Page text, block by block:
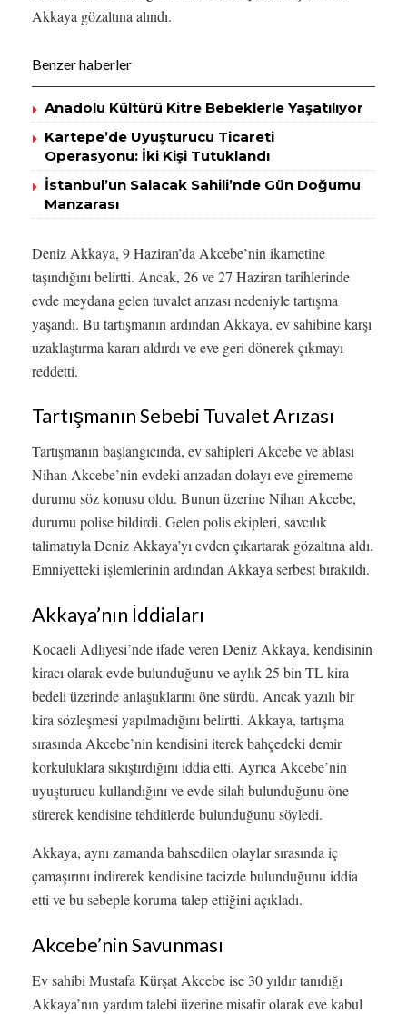
Akkaya gözaltına alındı.
Benzer haberler
Anadolu Kültürü Kitre Bebeklerle Yaşatılıyor
Kartepe’de Uyuşturucu Ticareti
Operasyonu: İki Kişi Tutuklandı
İstanbul’un Salacak Sahili’nde Gün Doğumu
Manzarası
Deniz Akkaya, 9 Haziran’da Akcebe’nin ikametine
taşındığını belirtti. Ancak, 26 ve 27 Haziran tarihlerinde
evde meydana gelen tuvalet arızası nedeniyle tartışma
yaşandı. Bu tartışmanın ardından Akkaya, ev sahibine karşı
uzaklaştırma kararı aldırdı ve eve geri dönerek çıkmayı
reddetti.
Tartışmanın Sebebi Tuvalet Arızası
Tartışmanın başlangıcında, ev sahipleri Akcebe ve ablası
Nihan Akcebe’nin evdeki arızadan dolayı eve girememe
durumu söz konusu oldu. Bunun üzerine Nihan Akcebe,
durumu polise bildirdi. Gelen polis ekipleri, savcılık
talimatıyla Deniz Akkaya’yı evden çıkartarak gözaltına aldı.
Emniyetteki işlemlerinin ardından Akkaya serbest bırakıldı.
Akkaya’nın İddiaları
Kocaeli Adliyesi’nde ifade veren Deniz Akkaya, kendisinin
kiracı olarak evde bulunduğunu ve aylık 25 bin TL kira
bedeli üzerinde anlaştıklarını öne sürdü. Ancak yazılı bir
kira sözleşmesi yapılmadığını belirtti. Akkaya, tartışma
sırasında Akcebe’nin kendisini iterek bahçedeki demir
korkuluklara sıkıştırdığını iddia etti. Ayrıca Akcebe’nin
uyuşturucu kullandığını ve evde silah bulunduğunu öne
sürerek kendisine tehditlerde bulunduğunu söyledi.
Akkaya, aynı zamanda bahsedilen olaylar sırasında iç
çamaşırını indirerek kendisine tacizde bulunduğunu iddia
etti ve bu sebeple koruma talep ettiğini açıkladı.
Akcebe’nin Savunması
Ev sahibi Mustafa Kürşat Akcebe ise 30 yıldır tanıdığı
Akkaya’nın yardım talebi üzerine misafir olarak eve kabul